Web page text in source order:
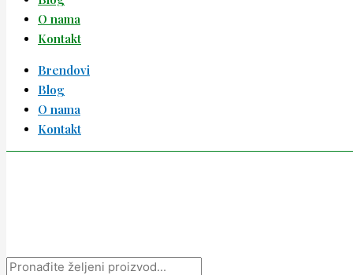
O nama
Kontakt
Brendovi
Blog
O nama
Kontakt